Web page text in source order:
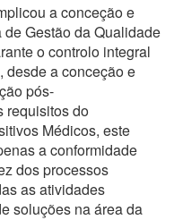
a conceção e
Gestão da Qualidade
o controlo integral
desde a conceção e
pós-
requisitos do
Médicos, este
a conformidade
dos processos
as atividades
soluções na área da